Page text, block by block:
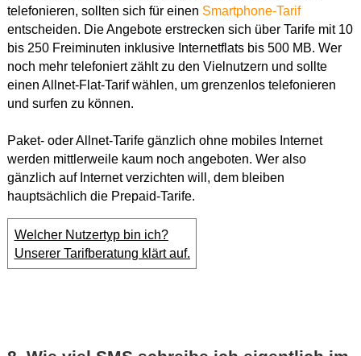
telefonieren, sollten sich für einen Smartphone-Tarif
entscheiden. Die Angebote erstrecken sich über Tarife mit 10
bis 250 Freiminuten inklusive Internetflats bis 500 MB. Wer
noch mehr telefoniert zählt zu den Vielnutzern und sollte
einen Allnet-Flat-Tarif wählen, um grenzenlos telefonieren
und surfen zu können.
Paket- oder Allnet-Tarife gänzlich ohne mobiles Internet
werden mittlerweile kaum noch angeboten. Wer also
gänzlich auf Internet verzichten will, dem bleiben
hauptsächlich die Prepaid-Tarife.
Welcher Nutzertyp bin ich?
Unserer Tarifberatung klärt auf.